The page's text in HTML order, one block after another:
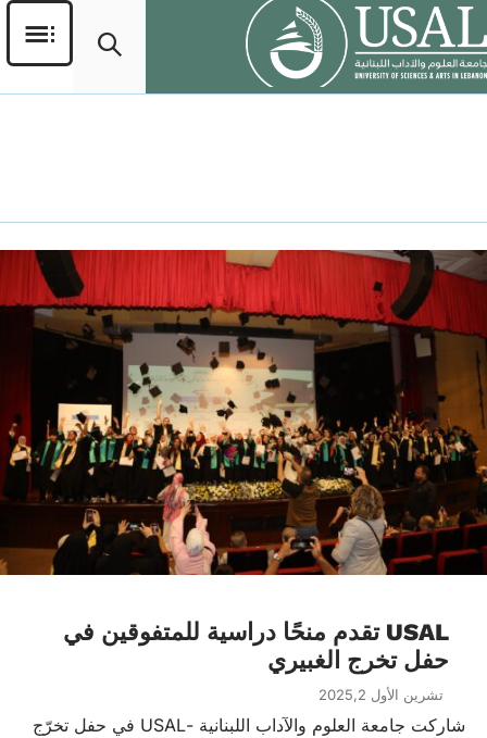
USAL تقدم منحًا دراسية للمتفوقين في
حفل تخرج الغبيري
تشرين الأول 2025,2
شاركت جامعة العلوم والآداب اللبنانية -USAL في حفل تخرّج